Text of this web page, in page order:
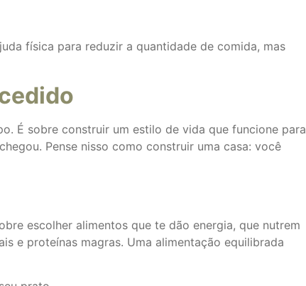
física para reduzir a quantidade de comida, mas
É sobre construir um estilo de vida que funcione para
Pense nisso como construir uma casa: você
escolher alimentos que te dão energia, que nutrem
e proteínas magras. Uma alimentação equilibrada